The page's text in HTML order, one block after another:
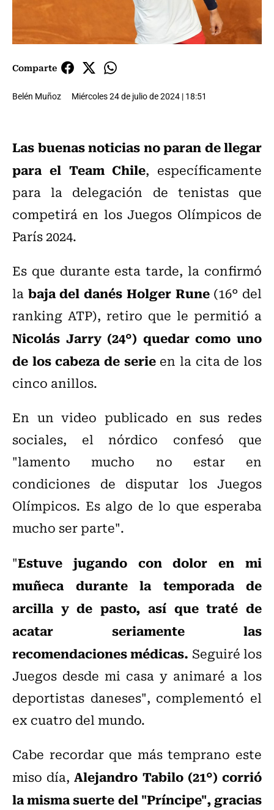
Comparte
Belén Muñoz Miércoles 24 de julio de 2024 | 18:51
Las buenas noticias no paran de llegar
para el Team Chile, específicamente
para la delegación de tenistas que
competirá en los Juegos Olímpicos de
París 2024.
Es que durante esta tarde, la confirmó
la baja del danés Holger Rune(16° del
ranking ATP), retiro que le permitió a
Nicolás Jarry (24°) quedar como uno
de los cabeza de serieen la cita de los
cinco anillos.
En un video publicado en sus redes
sociales, el nórdico confesó que
"lamento mucho no estar en
condiciones de disputar los Juegos
Olímpicos. Es algo de lo que esperaba
mucho ser parte".
"Estuve jugando con dolor en mi
muñeca durante la temporada de
arcilla y de pasto, así que traté de
acatar seriamente las
recomendaciones médicas. Seguiré los
Juegos desde mi casa y animaré a los
deportistas daneses", complementó el
ex cuatro del mundo.
Cabe recordar que más temprano este
miso día,Alejandro Tabilo (21°) corrió
la misma suerte del "Príncipe", gracias